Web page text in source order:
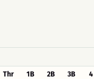
Thr 1B 2B 3B 4